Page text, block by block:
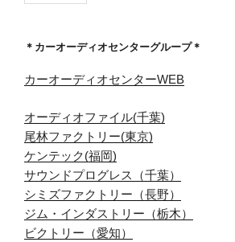
＊カーオーディオセンターグループ＊
カーオーディオセンターWEB
オーディオファイル(千葉)
尾林ファクトリー(東京)
ケンテック(福岡)
サウンドプログレス（千葉）
シミズファクトリー（長野）
ジム・インダストリー（栃木）
ビクトリー（愛知）